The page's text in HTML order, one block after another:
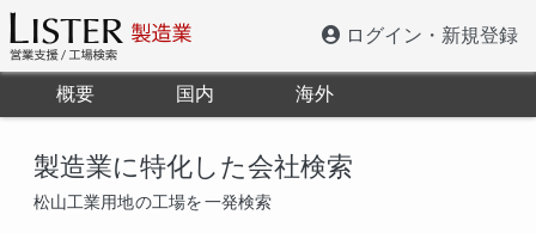
ログイン・新規登録
概要 国内 海外
製造業に特化した会社検索
松山工業用地の工場を一発検索